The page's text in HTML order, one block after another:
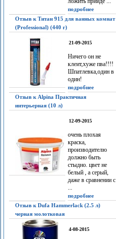
подробнее
Отзыв к Титан 915 для ванных комнат
(Professional) (440 г)
21-09-2015
Ничего он не
клеит,хуже пва!!!!
Шпатлевка,один в
один!
подробнее
Отзыв к Alpina Практичная
интерьерная (10 л)
12-09-2015
очень плохая
краска,
производителю
должно быть
стыдно. цвет не
белый , а серый,
даже в сравнении с
...
подробнее
Отзыв к Dufa Hammerlack (2.5 л)
черная молотковая
4-08-2015